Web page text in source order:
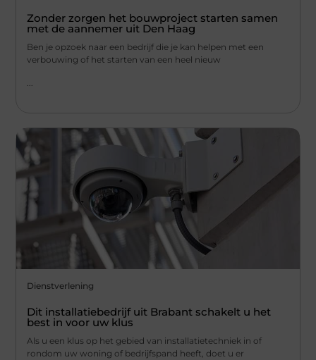
Zonder zorgen het bouwproject starten samen
met de aannemer uit Den Haag
Ben je opzoek naar een bedrijf die je kan helpen met een
verbouwing of het starten van een heel nieuw
Dienstverlening
Dit installatiebedrijf uit Brabant schakelt u het
best in voor uw klus
Als u een klus op het gebied van installatietechniek in of
rondom uw woning of bedrijfspand heeft, doet u er